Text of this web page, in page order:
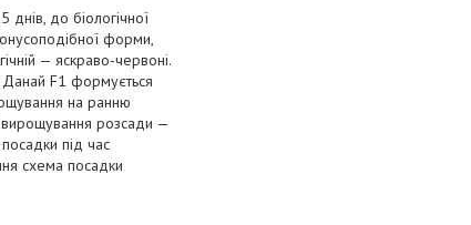
днів, до біологічної
форми,
— яскраво-червоні.
Данай F1 формується
на ранню
розсади —
під час
схема посадки